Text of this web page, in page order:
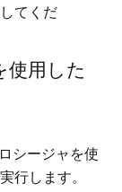
てくだ
使用した
シージャを使
行します。